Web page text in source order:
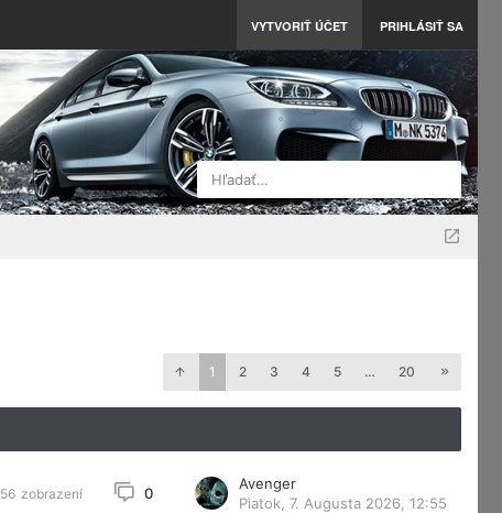
VYTVORIŤ ÚČET PRIHLÁSIŤ SA
Hľadať…
1 2 3 4 5 … 20
56 zobrazení 0
Avenger
Piatok, 7. Augusta 2026, 12:55